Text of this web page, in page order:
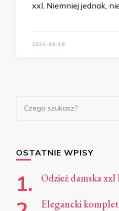
xxl. Niemniej jednak,
2023-09-18
Szukasz
OSTATNIE WPISY
Odzież damska
Elegancki